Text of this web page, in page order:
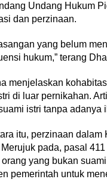
Undang Hukum
dan perzinaan.
yang belum
hukum,” terang
menjelaskan
di luar pernikahan.
istri tanpa adanya
itu, perzinaan
pada, pasal
yang bukan
pemerintah untuk